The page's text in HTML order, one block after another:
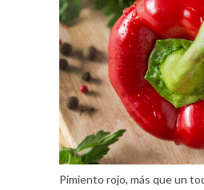
Pimiento rojo, más que un